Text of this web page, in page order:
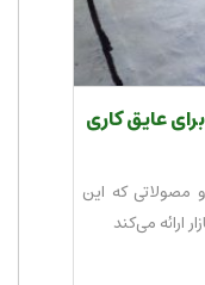
عایق کاری
مصولاتی که این
ارائه می‌کند